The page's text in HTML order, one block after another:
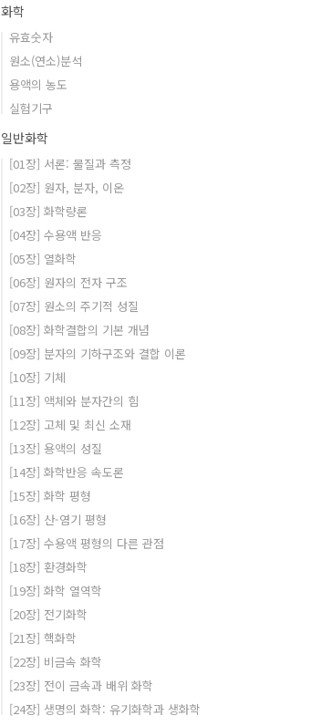
화학
유효숫자
원소(연소)분석
용액의 농도
실험기구
일반화학
[01장] 서론: 물질과 측정
[02장] 원자, 분자, 이온
[03장] 화학량론
[04장] 수용액 반응
[05장] 열화학
[06장] 원자의 전자 구조
[07장] 원소의 주기적 성질
[08장] 화학결합의 기본 개념
[09장] 분자의 기하구조와 결합 이론
[10장] 기체
[11장] 액체와 분자간의 힘
[12장] 고체 및 최신 소재
[13장] 용액의 성질
[14장] 화학반응 속도론
[15장] 화학 평형
[16장] 산-염기 평형
[17장] 수용액 평형의 다른 관점
[18장] 환경화학
[19장] 화학 열역학
[20장] 전기화학
[21장] 핵화학
[22장] 비금속 화학
[23장] 전이 금속과 배위 화학
[24장] 생명의 화학: 유기화학과 생화학